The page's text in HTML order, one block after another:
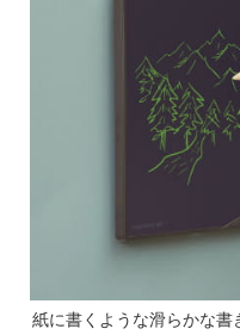
紙に書くような滑らかな書